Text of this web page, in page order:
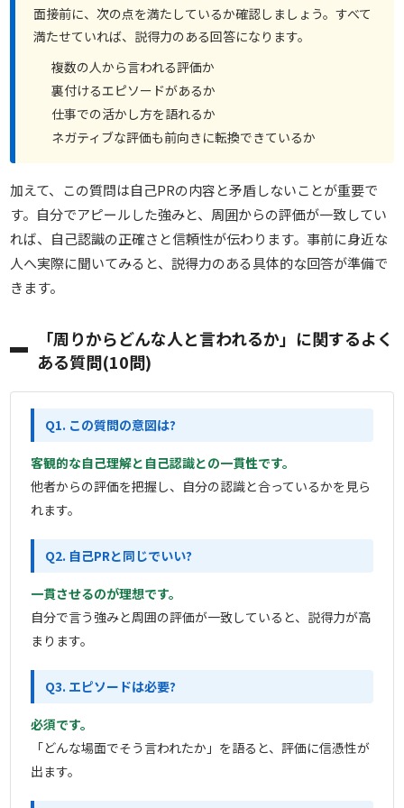
面接前に、次の点を満たしているか確認しましょう。すべて
満たせていれば、説得力のある回答になります。
複数の人から言われる評価か
裏付けるエピソードがあるか
仕事での活かし方を語れるか
ネガティブな評価も前向きに転換できているか
加えて、この質問は自己PRの内容と矛盾しないことが重要で
す。自分でアピールした強みと、周囲からの評価が一致してい
れば、自己認識の正確さと信頼性が伝わります。事前に身近な
人へ実際に聞いてみると、説得力のある具体的な回答が準備で
きます。
「周りからどんな人と言われるか」に関するよく
ある質問(10問)
Q1. この質問の意図は?
客観的な自己理解と自己認識との一貫性です。
他者からの評価を把握し、自分の認識と合っているかを見ら
れます。
Q2. 自己PRと同じでいい?
一貫させるのが理想です。
自分で言う強みと周囲の評価が一致していると、説得力が高
まります。
Q3. エピソードは必要?
必須です。
「どんな場面でそう言われたか」を語ると、評価に信憑性が
出ます。